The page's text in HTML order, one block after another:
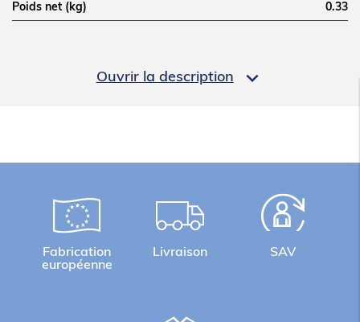
Ouvrir la description 
Poids net (kg) 0.33
Fabrication
européenne
Livraison SAV